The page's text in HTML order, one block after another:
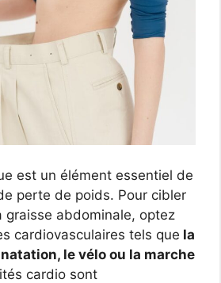
est un élément essentiel de
perte de poids. Pour cibler
graisse abdominale, optez
cardiovasculaires tels que la
le vélo ou la marche
cardio sont